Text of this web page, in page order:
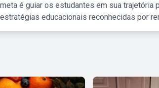
meta é guiar os estudantes em sua trajetória
estratégias educacionais reconhecidas por